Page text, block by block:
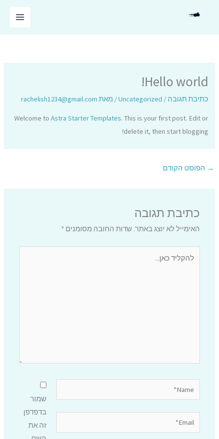
Hello world!
כתיבת תגובה /
Uncategorized/ מאת rachelish1234@gmail.com
Welcome to Astra Starter Templates. This is your first post. Edit or
delete it, then start blogging!
→ הפוסט הקודם
כתיבת תגובה
האימייל לא יוצג באתר. שדות החובה מסומנים *
Email*
שמור
בדפדפן
זה את